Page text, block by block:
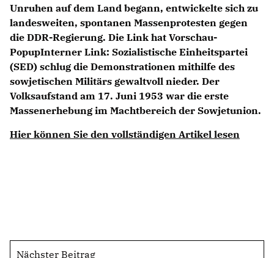
Unruhen auf dem Land begann, entwickelte sich zu
landesweiten, spontanen Massenprotesten gegen
die DDR-Regierung. Die Link hat Vorschau-
PopupInterner Link: Sozialistische Einheitspartei
(SED) schlug die Demonstrationen mithilfe des
sowjetischen Militärs gewaltvoll nieder. Der
Volksaufstand am 17. Juni 1953 war die erste
Massenerhebung im Machtbereich der Sowjetunion.
Hier können Sie den vollständigen Artikel lesen
Nächster Beitrag